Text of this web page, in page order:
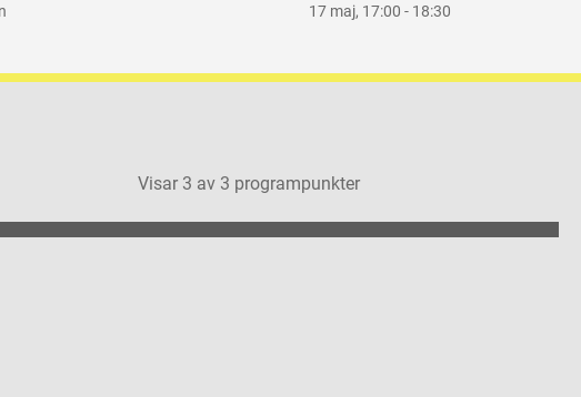
17 maj, 17:00 - 18:30
Visar 3 av 3 programpunkter